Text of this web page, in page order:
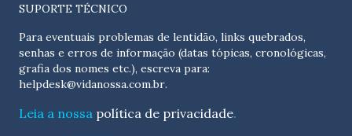
SUPORTE TÉCNICO
Para eventuais problemas de lentidão, links quebrados,
senhas e erros de informação (datas tópicas, cronológicas,
helpdesk@vidanossa.com.br.
Leia a nossa política de privacidade.